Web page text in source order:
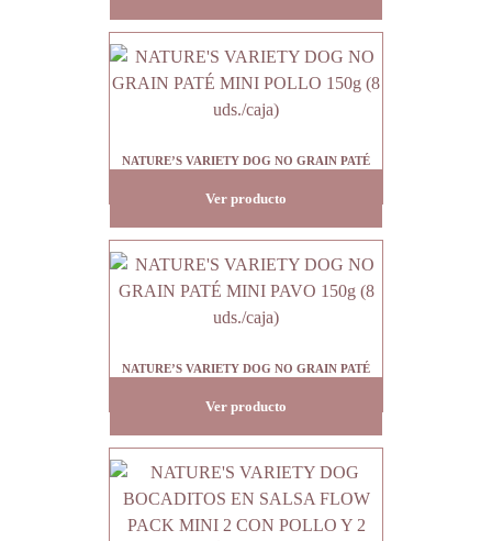
NATURE’S VARIETY DOG NO GRAIN PATÉ
Ver producto
NATURE’S VARIETY DOG NO GRAIN PATÉ
Ver producto